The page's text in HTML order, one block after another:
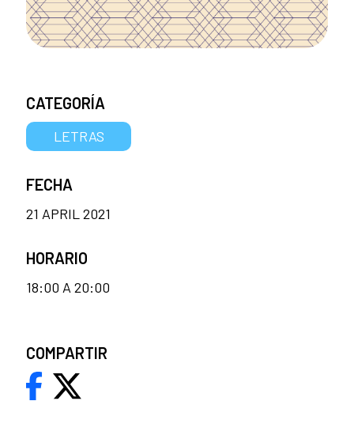
CATEGORÍA
LETRAS
FECHA
21 APRIL 2021
HORARIO
18:00 A 20:00
COMPARTIR